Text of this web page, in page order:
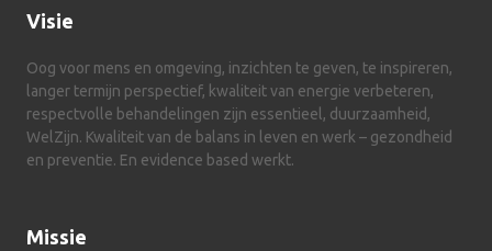
Visie
Oog voor mens en omgeving, inzichten te geven, te inspireren,
langer termijn perspectief, kwaliteit van energie verbeteren,
respectvolle behandelingen zijn essentieel, duurzaamheid,
WelZijn. Kwaliteit van de balans in leven en werk – gezondheid
en preventie. En evidence based werkt.
Missie